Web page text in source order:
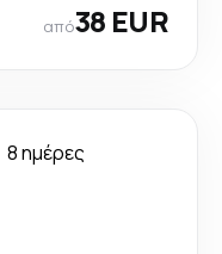
από38 EUR
8 ημέρες